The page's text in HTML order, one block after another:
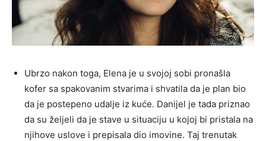
Ubrzo nakon toga, Elena je u svojoj sobi pronašla
kofer sa spakovanim stvarima i shvatila da je plan bio
da je postepeno udalje iz kuće. Danijel je tada priznao
da su željeli da je stave u situaciju u kojoj bi pristala na
njihove uslove i prepisala dio imovine. Taj trenutak